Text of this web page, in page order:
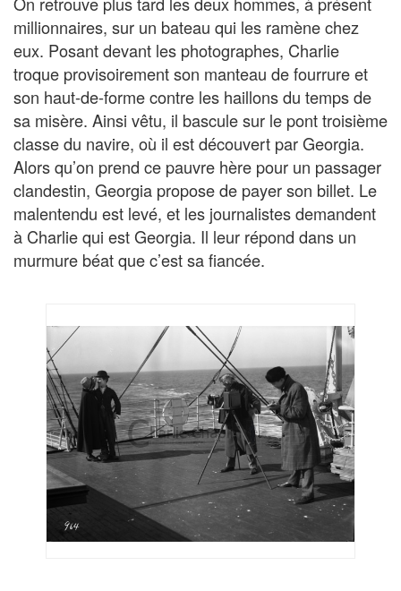
millionnaires, sur un bateau qui les ramène chez
eux. Posant devant les photographes, Charlie
troque provisoirement son manteau de fourrure et
son haut-de-forme contre les haillons du temps de
sa misère. Ainsi vêtu, il bascule sur le pont troisième
classe du navire, où il est découvert par Georgia.
Alors qu’on prend ce pauvre hère pour un passager
clandestin, Georgia propose de payer son billet. Le
malentendu est levé, et les journalistes demandent
à Charlie qui est Georgia. Il leur répond dans un
murmure béat que c’est sa fiancée.